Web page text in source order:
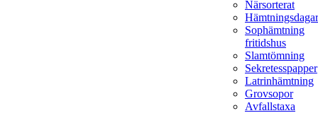
Närsorterat
Hämtningsdagar
Sophämtning
fritidshus
Slamtömning
Sekretesspapper
Latrinhämtning
Grovsopor
Avfallstaxa